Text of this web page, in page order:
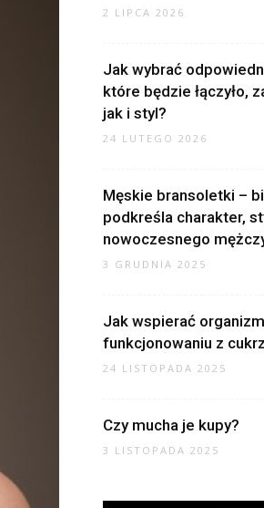
2 LIPCA 2026
Jak wybrać
które będzie łączyło,
jak i styl?
24 LUTEGO 2026
Męskie bransoletki –
podkreśla charakter,
nowoczesnego
3 GRUDNIA 2025
Jak wspierać
funkcjonowaniu z
24 LISTOPADA 2025
Czy mucha je kupy?
3 LISTOPADA 2025